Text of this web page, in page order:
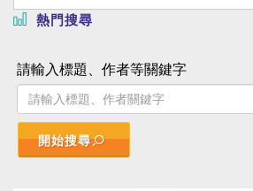
熱門搜尋
請輸入標題、作者等關鍵字
開始搜尋